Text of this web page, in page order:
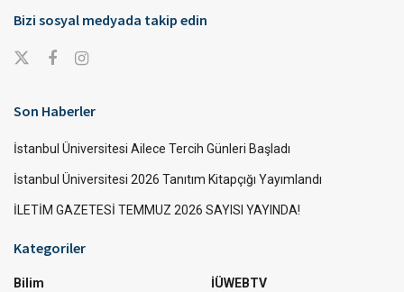
Bizi sosyal medyada takip edin
Son Haberler
İstanbul Üniversitesi Ailece Tercih Günleri Başladı
İstanbul Üniversitesi 2026 Tanıtım Kitapçığı Yayımlandı
İLETİM GAZETESİ TEMMUZ 2026 SAYISI YAYINDA!
Kategoriler
Bilim
İÜWEBTV